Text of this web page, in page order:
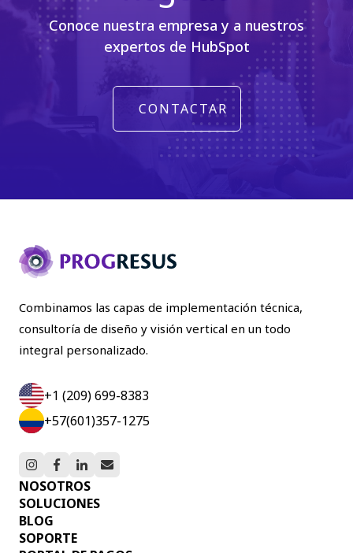
Conoce nuestra empresa y a nuestros
expertos de HubSpot
CONTACTAR
Combinamos las capas de implementación técnica,
consultoría de diseño y visión vertical en un todo
integral personalizado.
+1 (209) 699-8383
+57(601)357-1275
NOSOTROS
SOLUCIONES
BLOG
SOPORTE